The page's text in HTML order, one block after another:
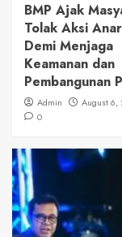
BMP Ajak
Tolak Aksi
Demi Menjaga
Keamanan dan
Pembangunan
Admin
August 6,
0